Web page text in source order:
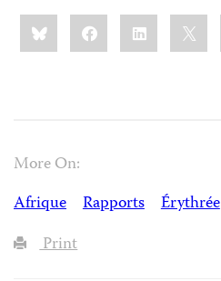
Share
this:BlueskyFacebookLinkedIn
More On:
Afrique
Rapports Érythrée
Print